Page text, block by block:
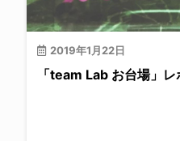
2019年1月22日
「team Lab お台場」